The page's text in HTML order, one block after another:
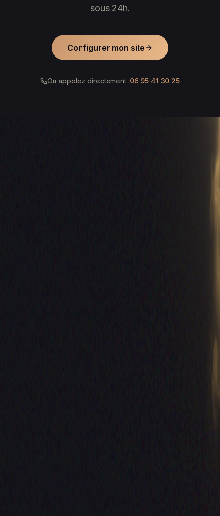
sous 24h.
Configurer mon site
Ou appelez directement :06 95 41 30 25